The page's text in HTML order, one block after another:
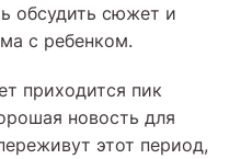
обсудить сюжет и
с ребенком.
приходится пик
новость для
этот период,